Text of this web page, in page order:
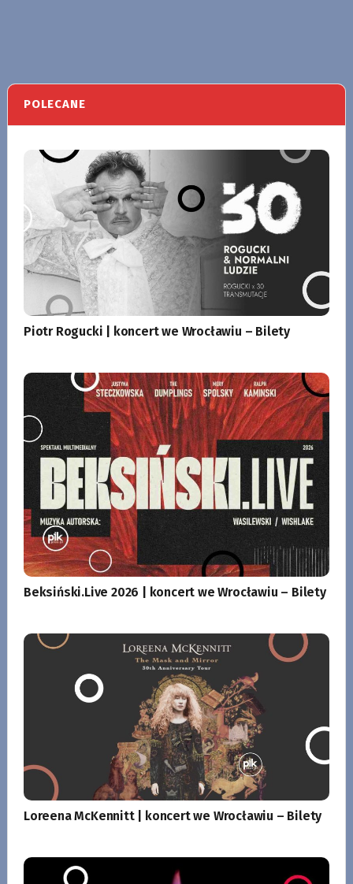
POLECANE
Piotr Rogucki | koncert we Wrocławiu – Bilety
Beksiński.Live 2026 | koncert we Wrocławiu – Bilety
Loreena McKennitt | koncert we Wrocławiu – Bilety